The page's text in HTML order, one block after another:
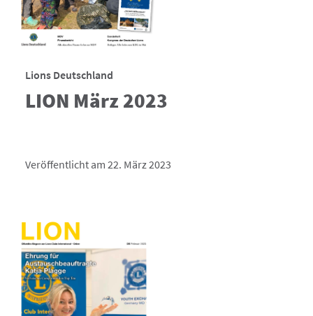
Lions Deutschland
LION März 2023
Veröffentlicht am 22. März 2023